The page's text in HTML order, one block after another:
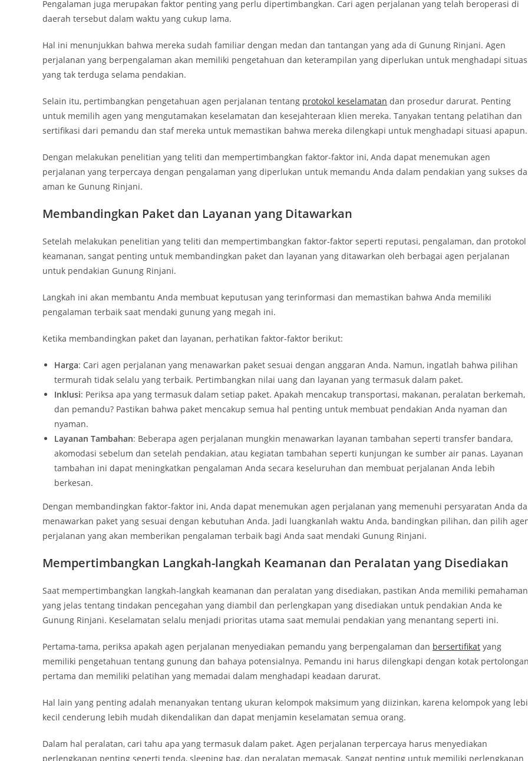
Pengalaman juga merupakan faktor penting yang perlu dipertimbangkan. Cari agen perjalanan yang telah beroperasi di
daerah tersebut dalam waktu yang cukup lama.
Hal ini menunjukkan bahwa mereka sudah familiar dengan medan dan tantangan yang ada di Gunung Rinjani. Agen
perjalanan yang berpengalaman akan memiliki pengetahuan dan keterampilan yang diperlukan untuk menghadapi
yang tak terduga selama pendakian.
Selain itu, pertimbangkan pengetahuan agen perjalanan tentang protokol keselamatan dan prosedur darurat. Penting
untuk memilih agen yang mengutamakan keselamatan dan kesejahteraan klien mereka. Tanyakan tentang pelatihan dan
sertifikasi dari pemandu dan staf mereka untuk memastikan bahwa mereka dilengkapi untuk menghadapi situasi apapun.
Dengan melakukan penelitian yang teliti dan mempertimbangkan faktor-faktor ini, Anda dapat menemukan agen
perjalanan yang terpercaya dengan pengalaman yang diperlukan untuk memandu Anda dalam pendakian yang sukses
aman ke Gunung Rinjani.
Membandingkan Paket dan Layanan yang Ditawarkan
Setelah melakukan penelitian yang teliti dan mempertimbangkan faktor-faktor seperti reputasi, pengalaman, dan protokol
keamanan, sangat penting untuk membandingkan paket dan layanan yang ditawarkan oleh berbagai agen perjalanan
untuk pendakian Gunung Rinjani.
Langkah ini akan membantu Anda membuat keputusan yang terinformasi dan memastikan bahwa Anda memiliki
pengalaman terbaik saat mendaki gunung yang megah ini.
Ketika membandingkan paket dan layanan, perhatikan faktor-faktor berikut:
Harga: Cari agen perjalanan yang menawarkan paket sesuai dengan anggaran Anda. Namun, ingatlah bahwa pilihan
termurah tidak selalu yang terbaik. Pertimbangkan nilai uang dan layanan yang termasuk dalam paket.
Inklusi: Periksa apa yang termasuk dalam setiap paket. Apakah mencakup transportasi, makanan, peralatan berkemah,
dan pemandu? Pastikan bahwa paket mencakup semua hal penting untuk membuat pendakian Anda nyaman dan
nyaman.
Layanan Tambahan: Beberapa agen perjalanan mungkin menawarkan layanan tambahan seperti transfer bandara,
akomodasi sebelum dan setelah pendakian, atau kegiatan tambahan seperti kunjungan ke sumber air panas. Layanan
tambahan ini dapat meningkatkan pengalaman Anda secara keseluruhan dan membuat perjalanan Anda lebih
berkesan.
Dengan membandingkan faktor-faktor ini, Anda dapat menemukan agen perjalanan yang memenuhi persyaratan Anda
menawarkan paket yang sesuai dengan kebutuhan Anda. Jadi luangkanlah waktu Anda, bandingkan pilihan, dan pilih
perjalanan yang akan memberikan pengalaman terbaik bagi Anda saat mendaki Gunung Rinjani.
Mempertimbangkan Langkah-langkah Keamanan dan Peralatan yang Disediakan
Saat mempertimbangkan langkah-langkah keamanan dan peralatan yang disediakan, pastikan Anda memiliki pemahaman
yang jelas tentang tindakan pencegahan yang diambil dan perlengkapan yang disediakan untuk pendakian Anda ke
Gunung Rinjani. Keselamatan selalu menjadi prioritas utama saat memulai pendakian yang menantang seperti ini.
Pertama-tama, periksa apakah agen perjalanan menyediakan pemandu yang berpengalaman dan bersertifikat yang
memiliki pengetahuan tentang gunung dan bahaya potensialnya. Pemandu ini harus dilengkapi dengan kotak
pertama dan memiliki pelatihan yang memadai dalam menghadapi keadaan darurat.
Hal lain yang penting adalah menanyakan tentang ukuran kelompok maksimum yang diizinkan, karena kelompok yang
kecil cenderung lebih mudah dikendalikan dan dapat menjamin keselamatan semua orang.
Dalam hal peralatan, cari tahu apa yang termasuk dalam paket. Agen perjalanan terpercaya harus menyediakan
perlengkapan penting seperti tenda, sleeping bag, dan peralatan memasak. Sangat penting untuk memiliki perlengkapan